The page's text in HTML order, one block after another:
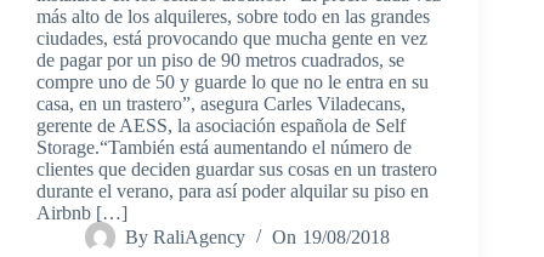
más alto de los alquileres, sobre todo en las grandes
ciudades, está provocando que mucha gente en vez
de pagar por un piso de 90 metros cuadrados, se
compre uno de 50 y guarde lo que no le entra en su
casa, en un trastero”, asegura Carles Viladecans,
gerente de AESS, la asociación española de Self
Storage.“También está aumentando el número de
clientes que deciden guardar sus cosas en un trastero
durante el verano, para así poder alquilar su piso en
Airbnb […]
By RaliAgency On 19/08/2018